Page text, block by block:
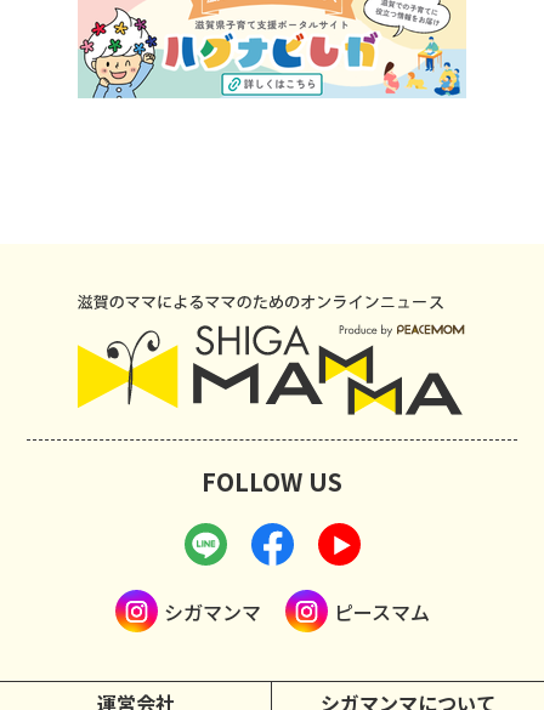
運営会社 シガマンマについて
FOLLOW US
シガマンマ ピースマム